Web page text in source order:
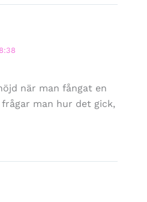
när man fångat en
man hur det gick,